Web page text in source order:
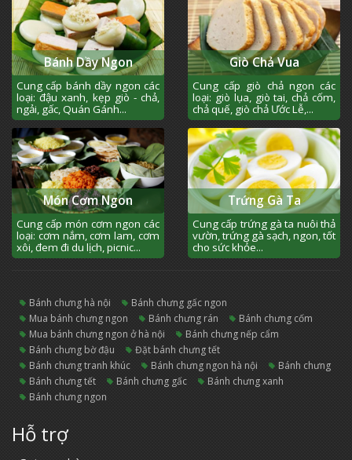
Bánh Dầy Ngon
Cung cấp bánh dầy ngon các
loại: đậu xanh, kẹp giò - chả,
ngải, gấc, Quán Gánh...
Giò Chả Vua
Cung cấp giò chả ngon các
loại: giò lụa, giò tai, chả cốm,
chả quế, giò chả Ước Lễ,...
Món Cơm Ngon
Cung cấp món cơm ngon các
loại: cơm nắm, cơm lam, cơm
xôi, đem đi du lịch, picnic...
Trứng Gà Ta
Cung cấp trứng gà ta nuôi thả
vườn, trứng gà sạch, ngon, tốt
cho sức khỏe...
bánh chưng hà nội
bánh chưng gấc ngon
mua bánh chưng ngon
bánh chưng rán
bánh chưng cốm
mua bánh chưng ngon ở hà nội
bánh chưng nếp cẩm
bánh chưng bờ đậu
đặt bánh chưng tết
bánh chưng tranh khúc
bánh chưng ngon hà nội
bánh chưng
bánh chưng tết
bánh chưng gấc
bánh chưng xanh
bánh chưng ngon
Hỗ trợ